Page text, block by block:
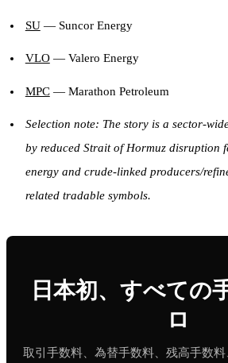
SU— Suncor Energy
VLO— Valero Energy
MPC— Marathon Petroleum
Selection note: The story is a sector-
by reduced Strait of Hormuz disruption
energy and crude-linked producers/
related tradable symbols.
日本初、すべての
ロ
取引手数料、為替手数料、残高手数